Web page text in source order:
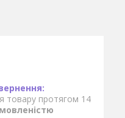
товару протягом 14